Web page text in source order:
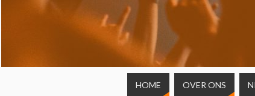
HOME OVER ONS